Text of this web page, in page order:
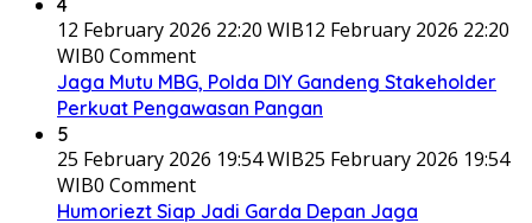
12 February 2026 22:20 WIB12 February 2026 22:20
WIB0 Comment
Jaga Mutu MBG, Polda DIY Gandeng Stakeholder
Perkuat Pengawasan Pangan
5
25 February 2026 19:54 WIB25 February 2026 19:54
WIB0 Comment
Humoriezt Siap Jadi Garda Depan Jaga